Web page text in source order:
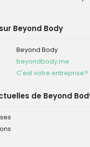
Beyond Body
Beyond Body
beyondbody.me
C'est votre entreprise?
de Beyond